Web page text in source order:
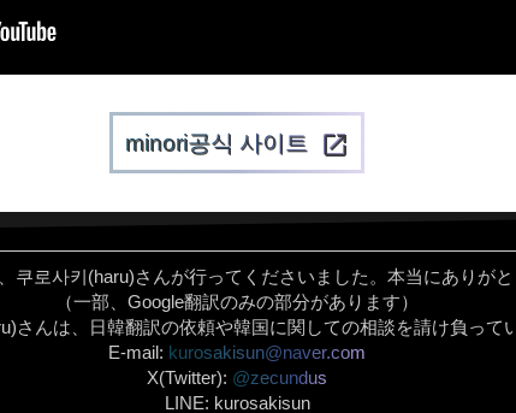
minori공식 사이트 open_in_new
쿠로사키(haru)さんが行ってくださいました。本当にありがと
（一部、Google翻訳のみの部分があります）
さんは、日韓翻訳の依頼や韓国に関しての相談を請け負って
E-mail: kurosakisun@naver.com
X(Twitter): @zecundus
LINE: kurosakisun